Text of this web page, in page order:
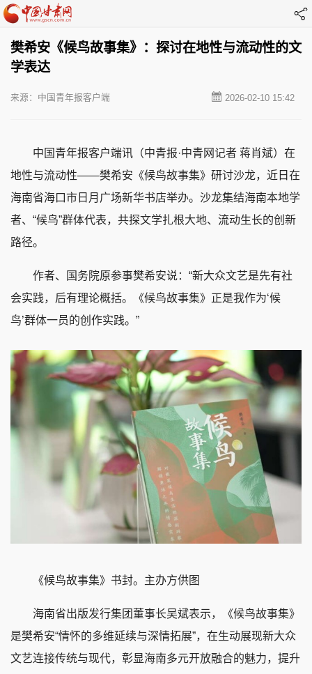
樊希安《候鸟故事集》：探讨在地性与流动性的文
学表达
2026-02-10 15:42
来源：中国青年报客户端
中国青年报客户端讯（中青报·中青网记者 蒋肖斌）在
地性与流动性——樊希安《候鸟故事集》研讨沙龙，近日在
海南省海口市日月广场新华书店举办。沙龙集结海南本地学
者、“候鸟”群体代表，共探文学扎根大地、流动生长的创新
路径。
作者、国务院原参事樊希安说：“新大众文艺是先有社
会实践，后有理论概括。《候鸟故事集》正是我作为‘候
鸟’群体一员的创作实践。”
《候鸟故事集》书封。主办方供图
海南省出版发行集团董事长吴斌表示，《候鸟故事集》
是樊希安“情怀的多维延续与深情拓展”，在生动展现新大众
文艺连接传统与现代，彰显海南多元开放融合的魅力，提升